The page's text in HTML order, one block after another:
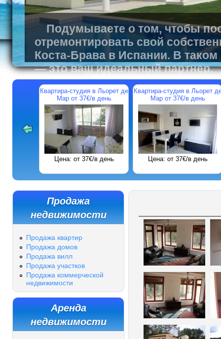
Подумываете о том, чтобы
отремонтировать свой
Коста-Брава в Испании. В
— это ваш идеальный партнер.
Квартира-студия в Льорет де
Мар от 37€/в день
Цена: от 37€/в день
Квартира-студия в Льорет
Мар от 37€/в день
Цена: от 37€/в день
Продажа
недвижимости
Продажа квартир
Продажа домов
Продажа вилл
Продажа участков
Продажа коммерческой
недвижимости
Аренда
недвижимости